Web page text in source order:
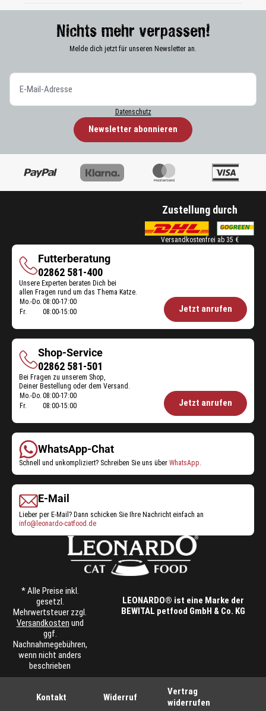
Nichts mehr verpassen!
Melde dich jetzt für unseren Newsletter an.
Datenschutz
Newsletter abonnieren
Zustellung durch
Versandkostenfrei ab 35 €
Futterberatung
Futterberatung
02862 581-400
Unsere Experten beraten Dich bei
allen Fragen rund um das Thema Katze.
Öffnungszeiten
Mo.-Do. 08:00-17:00
Fr.
08:00-15:00 Jetzt anrufen
Shop-Service
Shop-
Service
02862 581-501
Bei Fragen zu unserem Shop,
Deiner Bestellung oder dem Versand.
Öffnungszeiten
Mo.-Do. 08:00-17:00
Fr.
08:00-15:00 Jetzt anrufen
WhatsApp-Chat
Schnell und unkompliziert? Schreiben Sie uns über WhatsApp
E-Mail
Lieber per E-Mail? Dann schicken Sie Ihre Nachricht einfach an
info@leonardo-catfood.de
* Alle Preise inkl.
gesetzl.
Mehrwertsteuer zzgl.
Versandkosten und
ggf.
Nachnahmegebühren,
wenn nicht anders
beschrieben
LEONARDO® ist eine Marke der
BEWITAL petfood GmbH & Co. KG
Kontakt Widerruf
Vertrag
widerrufen